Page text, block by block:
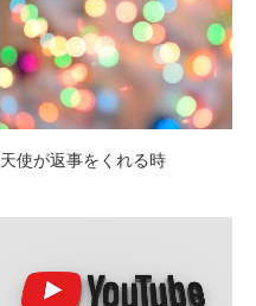
天使が返事をくれる時